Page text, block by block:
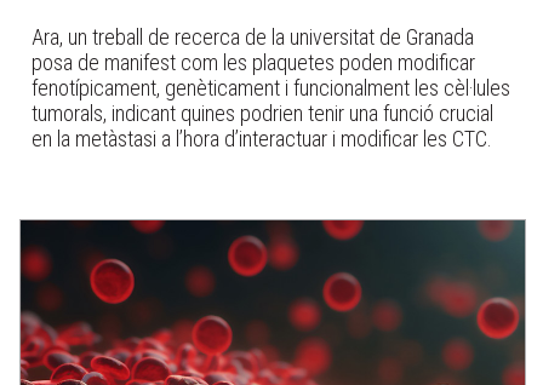
Ara, un treball de recerca de la universitat de Granada
posa de manifest com les plaquetes poden modificar
fenotípicament, genèticament i funcionalment les cèl·lules
tumorals, indicant quines podrien tenir una funció crucial
en la metàstasi a l’hora d’interactuar i modificar les CTC.